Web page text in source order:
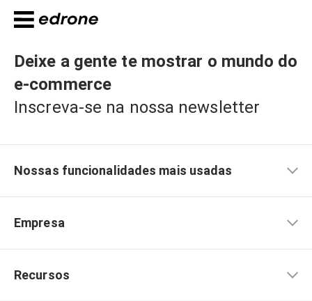
Deixe a gente te mostrar o mundo do
e-commerce
Inscreva-se na nossa newsletter
Nossas funcionalidades mais usadas
Empresa
Recursos